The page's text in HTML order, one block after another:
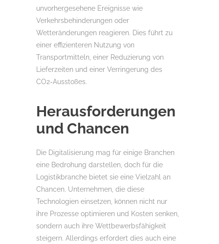
unvorhergesehene Ereignisse wie
Verkehrsbehinderungen oder
Wetteränderungen reagieren. Dies führt zu
einer effizienteren Nutzung von
Transportmitteln, einer Reduzierung von
Lieferzeiten und einer Verringerung des
CO2-Ausstoßes.
Herausforderungen
und Chancen
Die Digitalisierung mag für einige Branchen
eine Bedrohung darstellen, doch für die
Logistikbranche bietet sie eine Vielzahl an
Chancen. Unternehmen, die diese
Technologien einsetzen, können nicht nur
ihre Prozesse optimieren und Kosten senken,
sondern auch ihre Wettbewerbsfähigkeit
steigern. Allerdings erfordert dies auch eine